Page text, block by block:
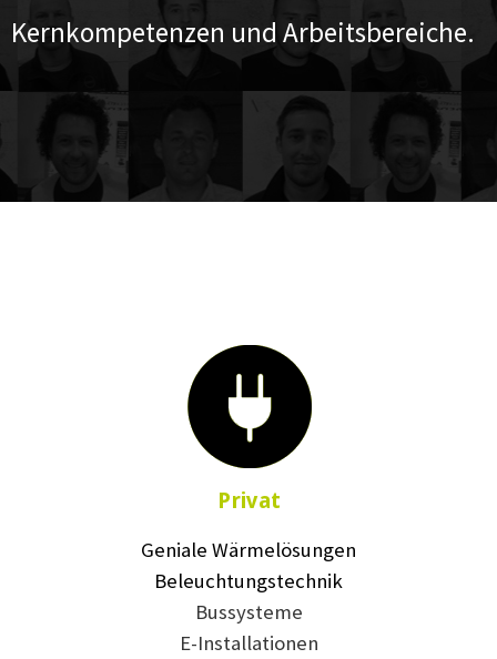
Kernkompetenzen und Arbeitsbereiche.
Privat
Geniale Wärmelösungen
Beleuchtungstechnik
Bussysteme
E-Installationen